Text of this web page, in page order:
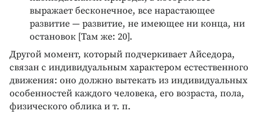
выражает бесконечное, все нарастающее
развитие — развитие, не имеющее ни конца, ни
остановок [Там же: 20].
Другой момент, который подчеркивает Айседора,
связан с индивидуальным характером естественного
движения: оно должно вытекать из индивидуальных
особенностей каждого человека, его возраста, пола,
физического облика и т. п.